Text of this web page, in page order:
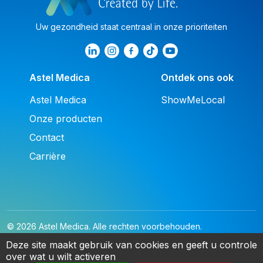
Uw gezondheid staat centraal in onze prioriteiten
Astel Medica
Astel Medica
Onze producten
Contact
Carrière
Ontdek ons ook
ShowMeLocal
© 2026 Astel Medica. Alle rechten voorbehouden.
Juridische kennisgeving privacybeleid
Cookies
Deze site maakt gebruik van cookies en geeft u controle
over wat u wilt activeren